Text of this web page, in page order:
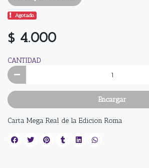
Agotado.
$ 4.000
CANTIDAD
Encargar
Carta Mega Real de la Edicion Roma